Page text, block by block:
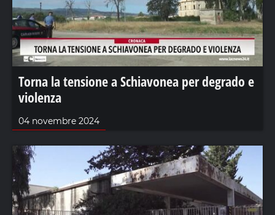
Torna la tensione a Schiavonea per degrado e
violenza
04 novembre 2024